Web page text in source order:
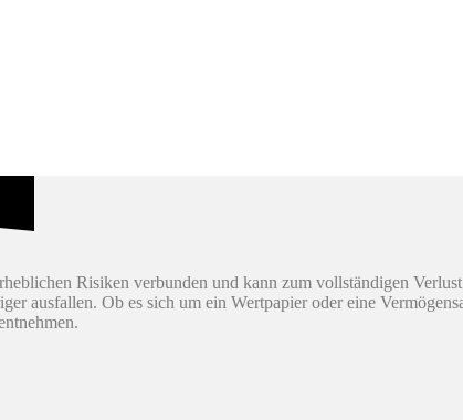
Risiken verbunden und kann zum vollständigen
ausfallen. Ob es sich um ein Wertpapier oder eine